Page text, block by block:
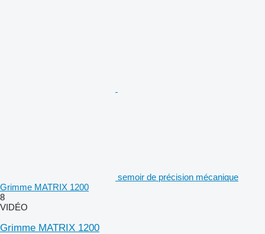
semoir de précision mécanique
Grimme MATRIX 1200
8
VIDÉO
Grimme MATRIX 1200